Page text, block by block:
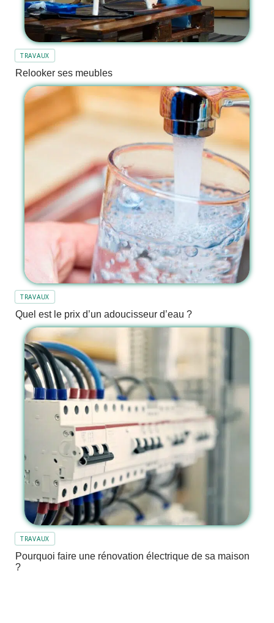
TRAVAUX
Relooker ses meubles
TRAVAUX
Quel est le prix d’un adoucisseur d’eau ?
TRAVAUX
Pourquoi faire une rénovation électrique de sa maison
?